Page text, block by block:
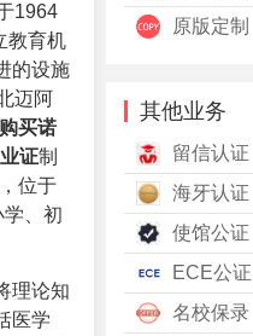
1964
教育机
的设施
迈阿
购买诺
证制
位于
、初
理论知
医学
原版定制
其他业务
留信认证
海牙认证
使馆公证
ECE公证
名校保录